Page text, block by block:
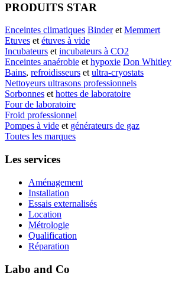
PRODUITS STAR
Enceintes climatiques BinderetMemmert
Etuves etétuves à vide
Incubateurs etincubateurs à CO2
Enceintes anaérobie ethypoxie Don Whitley
Bains, refroidisseurs etultra-cryostats
Nettoyeurs ultrasons professionnels
Sorbonnes ethottes de laboratoire
Four de laboratoire
Froid professionnel
Pompes à vide et générateurs de gaz
Toutes les marques
Les services
Aménagement
Installation
Essais externalisés
Location
Métrologie
Qualification
Réparation
Labo and Co